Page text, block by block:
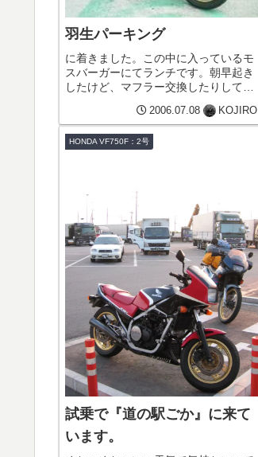
羽生パーキング
に着きました。この中に入っているモ
スバーガーにてランチです。朝早起き
したけど、マフラー交換したりして遅
2006.07.08 KOJIRO
HONDA VF750F：2号
試乗で『道の駅ごか』に来て
います。